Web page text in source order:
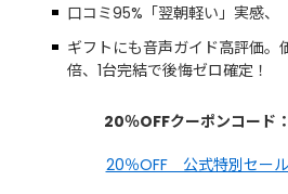
口コミ95%「翌朝軽い」実感、
ギフトにも音声ガイド高評価
倍、1台完結で後悔ゼロ確定！
20％OFFクーポンコード：
20％OFF 公式特別セー